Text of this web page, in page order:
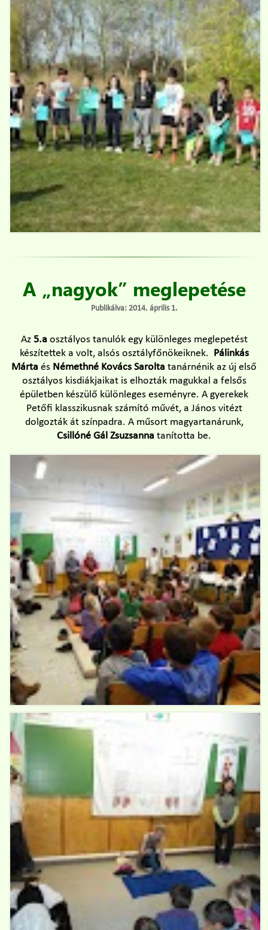
A „nagyok” meglepetése
Publikálva: 2014. április 1.
Az5.a osztályos tanulók egy különleges meglepetést
készítettek a volt, alsós osztályfőnökeiknek. Pálinkás
Márta és Némethné Kovács Sarolta tanárnénik az új első
osztályos kisdiákjaikat is elhozták magukkal a felsős
épületben készülő különleges eseményre. A gyerekek
Petőfi klasszikusnak számító művét, a János vitézt
dolgozták át színpadra. A műsort magyartanárunk,
Csillóné Gál Zsuzsanna tanította be.